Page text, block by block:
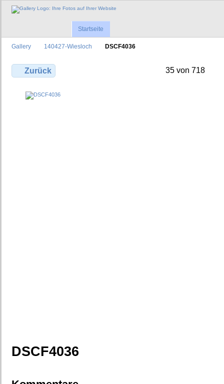
Startseite
Gallery 140427-Wiesloch DSCF4036
Zurück 35 von 718
DSCF4036